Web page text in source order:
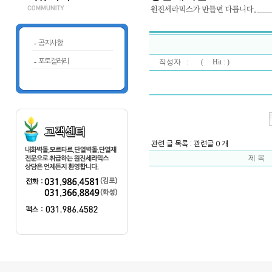
- 공지사항
- 포토갤러리 작성자 : ( Hit : )
관련 글 목록 : 관련글 0 개
제 목